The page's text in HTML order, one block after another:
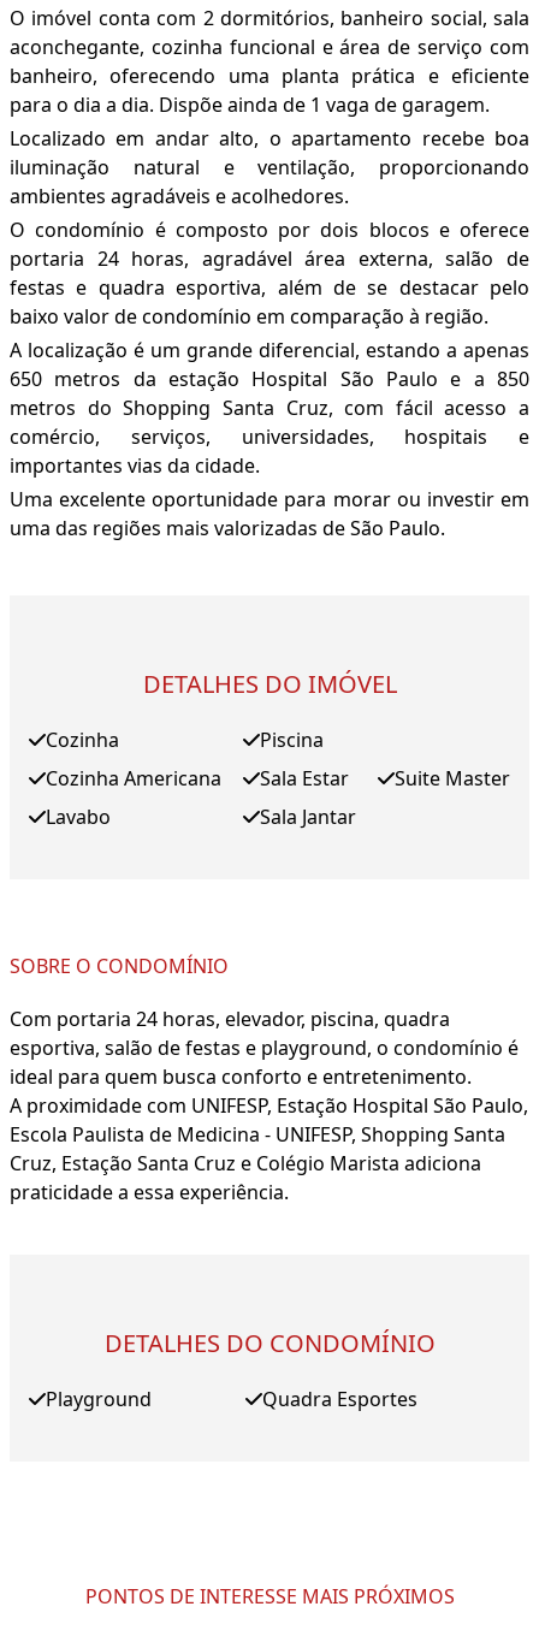
O imóvel conta com 2 dormitórios, banheiro social, sala
aconchegante, cozinha funcional e área de serviço com
banheiro, oferecendo uma planta prática e eficiente
para o dia a dia. Dispõe ainda de 1 vaga de garagem.
Localizado em andar alto, o apartamento recebe boa
iluminação natural e ventilação, proporcionando
ambientes agradáveis e acolhedores.
O condomínio é composto por dois blocos e oferece
portaria 24 horas, agradável área externa, salão de
festas e quadra esportiva, além de se destacar pelo
baixo valor de condomínio em comparação à região.
A localização é um grande diferencial, estando a apenas
650 metros da estação Hospital São Paulo e a 850
metros do Shopping Santa Cruz, com fácil acesso a
comércio, serviços, universidades, hospitais e
importantes vias da cidade.
Uma excelente oportunidade para morar ou investir em
uma das regiões mais valorizadas de São Paulo.
DETALHES DO IMÓVEL
Cozinha
Cozinha Americana
Lavabo
Piscina
Sala Estar
Sala Jantar
Suite Master
SOBRE O CONDOMÍNIO
Com portaria 24 horas, elevador, piscina, quadra
esportiva, salão de festas e playground, o condomínio é
ideal para quem busca conforto e entretenimento.
A proximidade com UNIFESP, Estação Hospital São Paulo,
Escola Paulista de Medicina - UNIFESP, Shopping Santa
Cruz, Estação Santa Cruz e Colégio Marista adiciona
praticidade a essa experiência.
DETALHES DO CONDOMÍNIO
Playground Quadra Esportes
PONTOS DE INTERESSE MAIS PRÓXIMOS